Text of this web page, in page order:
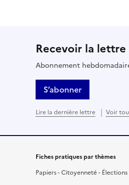
Recevoir la
Abonnement
S’abonner
Lire la dernière lettre Voir
Fiches pratiques par thèmes
Papiers - Citoyenneté - Élections